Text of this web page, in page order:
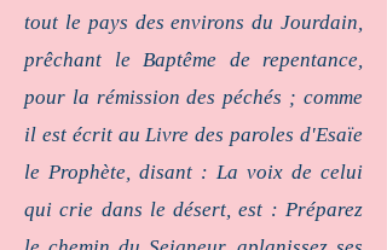
tout le pays des environs du Jourdain,
prêchant le Baptême de repentance,
pour la rémission des péchés ; comme
il est écrit au Livre des paroles d'Esaïe
le Prophète, disant : La voix de celui
qui crie dans le désert, est : Préparez